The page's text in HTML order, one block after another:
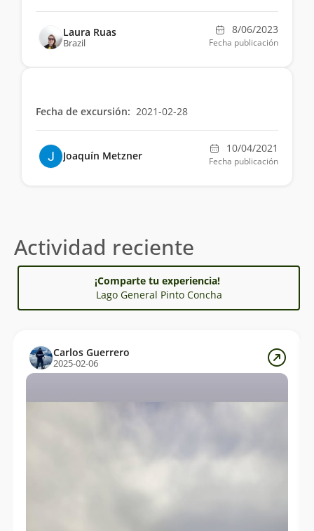
Laura Ruas
Brazil
8/06/2023
Fecha publicación
Fecha de excursión: 2021-02-28
Joaquín Metzner
10/04/2021
Fecha publicación
Actividad reciente
¡Comparte tu experiencia!
Lago General Pinto Concha
Carlos Guerrero
2025-02-06